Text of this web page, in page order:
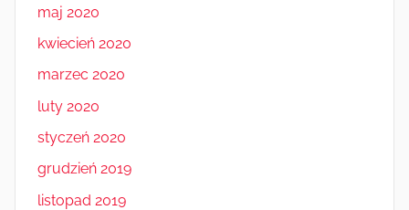
maj 2020
kwiecień 2020
marzec 2020
luty 2020
styczeń 2020
grudzień 2019
listopad 2019